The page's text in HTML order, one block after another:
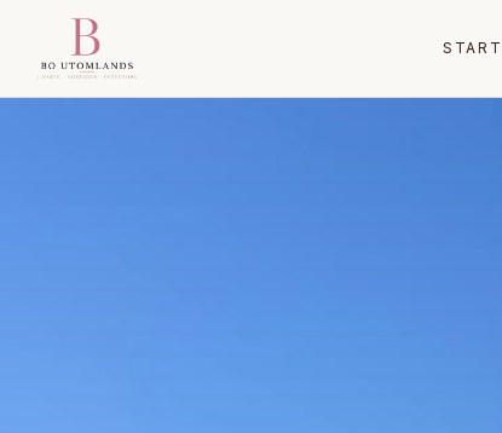
START